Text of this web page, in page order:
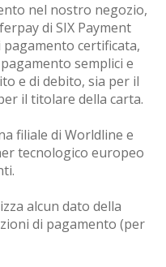
nel nostro negozio,
di SIX Payment
certificata,
semplici e
e di debito, sia per il
il titolare della carta.
filiale di Worldline e
tecnologico europeo
alcun dato della
di pagamento (per